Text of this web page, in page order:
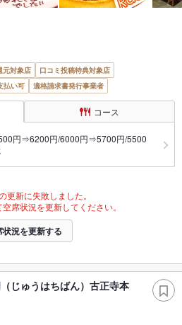
元対象店
口コミ投稿特典対象店
払い可 適格請求書発行事業者
コース
円⇒6200円/6000円⇒5700円/5500
更新に失敗しました。
席状況を更新してください。
状況を更新する
じゅうはちばん）古正寺本